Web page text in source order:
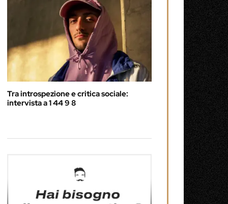
Tra introspezione e critica sociale:
intervista a 1 44 9 8